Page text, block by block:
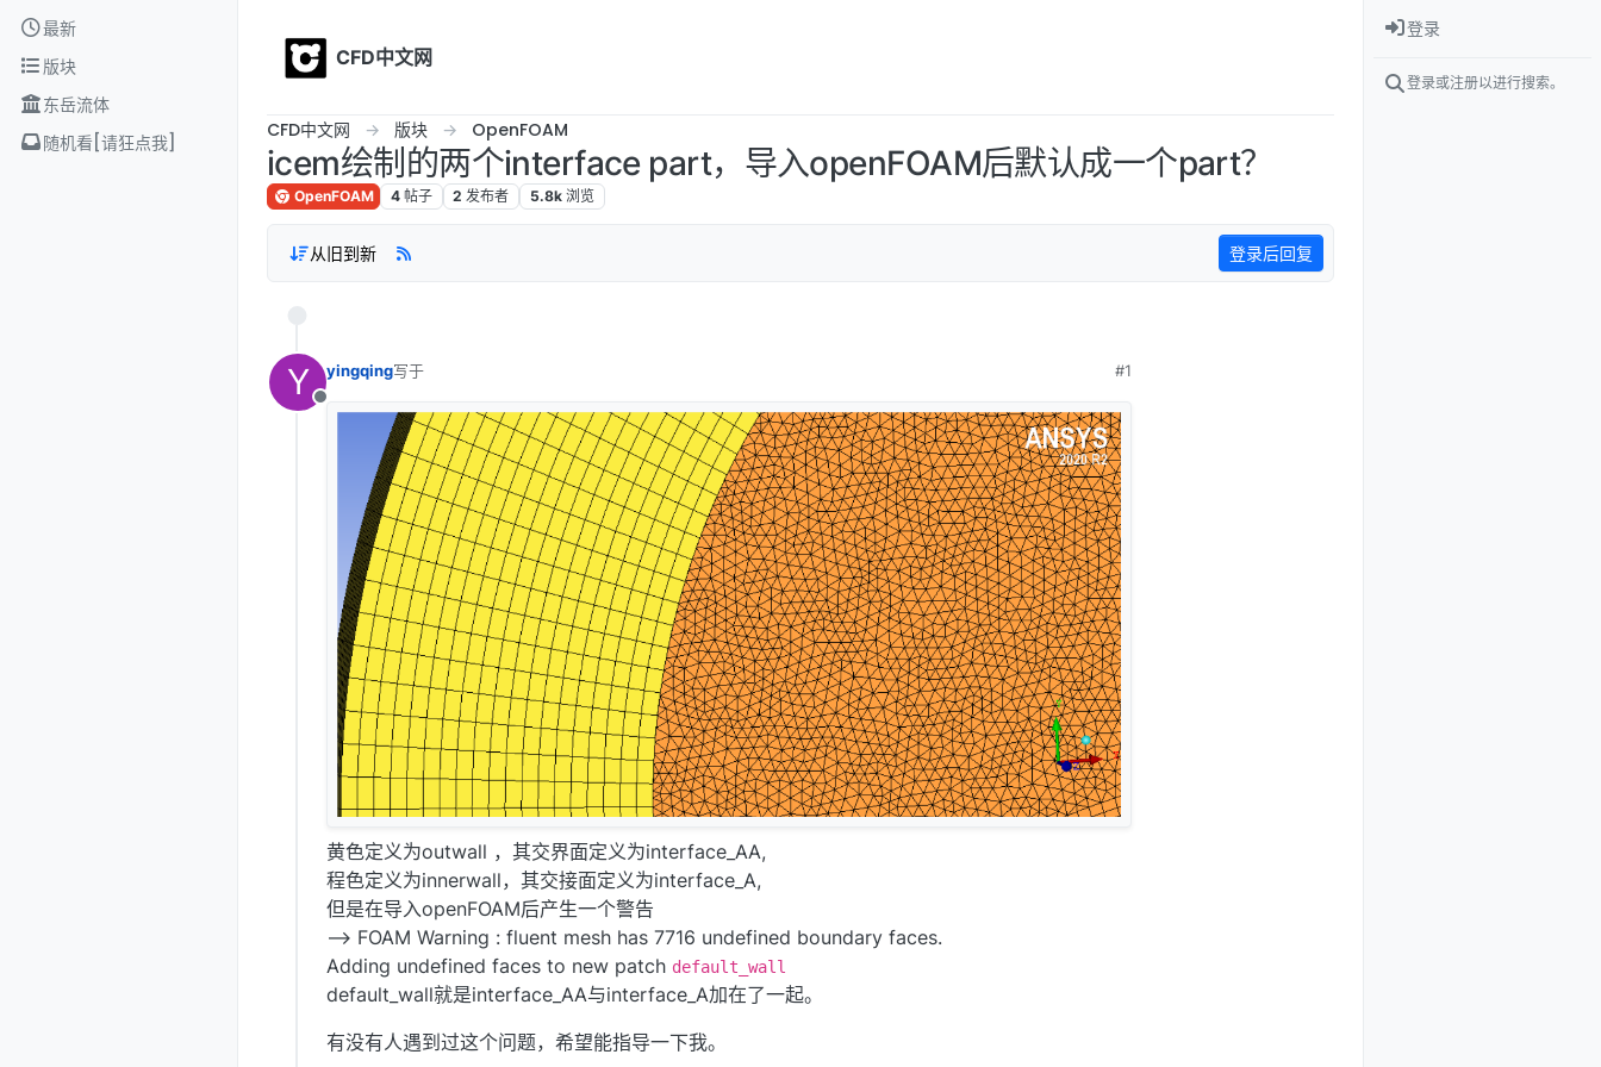
Skip to content
最新
版块
东岳流体
随机看[请狂点我]
CFD中文网
CFD中文网 版块 OpenFOAM
icem绘制的两个interface part，导入openFOAM后默认成一个part？
OpenFOAM 4 帖子 2 发布者 5.8k 浏览
从旧到新 登录后回复
Y
离线
yingqing写于
最后由 编辑
#1
黄色定义为outwall ，其交界面定义为interface_AA,
程色定义为innerwall，其交接面定义为interface_A,
但是在导入openFOAM后产生一个警告
--> FOAM Warning : fluent mesh has 7716 undefined boundary faces.
Adding undefined faces to new patch default_wall
default_wall就是interface_AA与interface_A加在了一起。
有没有人遇到过这个问题，希望能指导一下我。
登录
登录或注册以进行搜索。